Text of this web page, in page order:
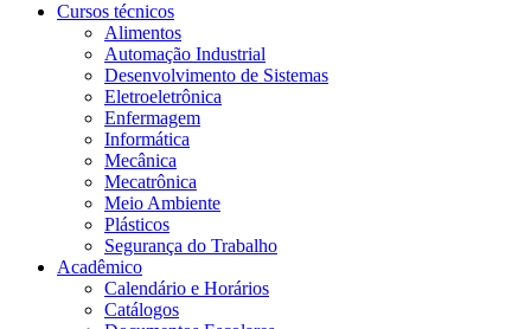
Cursos técnicos
Alimentos
Automação Industrial
Desenvolvimento de Sistemas
Eletroeletrônica
Enfermagem
Informática
Mecânica
Mecatrônica
Meio Ambiente
Plásticos
Segurança do Trabalho
Acadêmico
Calendário e Horários
Catálogos